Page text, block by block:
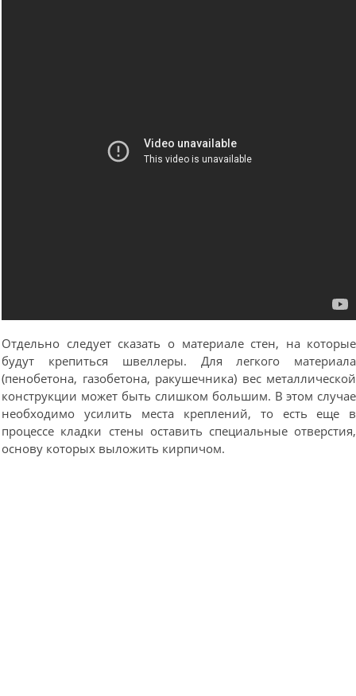
Отдельно следует сказать о материале стен, на которые
будут крепиться швеллеры. Для легкого материала
(пенобетона, газобетона, ракушечника) вес металлической
конструкции может быть слишком большим. В этом случае
необходимо усилить места креплений, то есть еще в
процессе кладки стены оставить специальные отверстия,
основу которых выложить кирпичом.